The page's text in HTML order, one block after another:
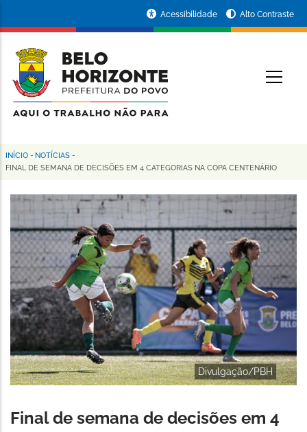
conteúdo
principal
da
Prefeitura
de
Horizonte
Acessibilidade Alto Contraste
Trilha
navegação
INÍCIO - NOTÍCIAS -
FINAL DE SEMANA DE DECISÕES EM 4 CATEGORIAS NA COPA CENTENÁRIO
Divulgação/PBH
Final de semana de decisões em 4